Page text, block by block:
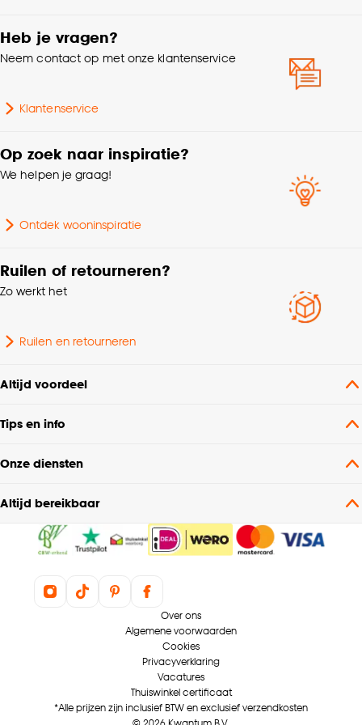
Goed om te weten is dat je deze keuze altijd nog
kan aanpassen, bekijk hiervoor onze
Lengte 240 CM
Dikte
Heb je vragen?
Neem contact op met onze klantenservice
Klantenservice
Op zoek naar inspiratie?
We helpen je graag!
Ontdek wooninspiratie
Ruilen of retourneren?
Zo werkt het
Ruilen en retourneren
Altijd voordeel
Tips en info
Onze diensten
Altijd bereikbaar
Over ons
Algemene voorwaarden
Cookies
Privacyverklaring
Vacatures
Thuiswinkel certificaat
*Alle prijzen zijn inclusief BTW en exclusief verzendkosten